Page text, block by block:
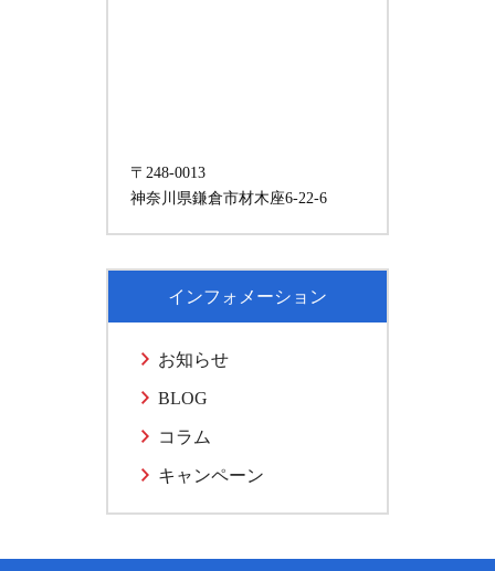
〒248-0013
神奈川県鎌倉市材木座6-22-6
インフォメーション
お知らせ
BLOG
コラム
キャンペーン